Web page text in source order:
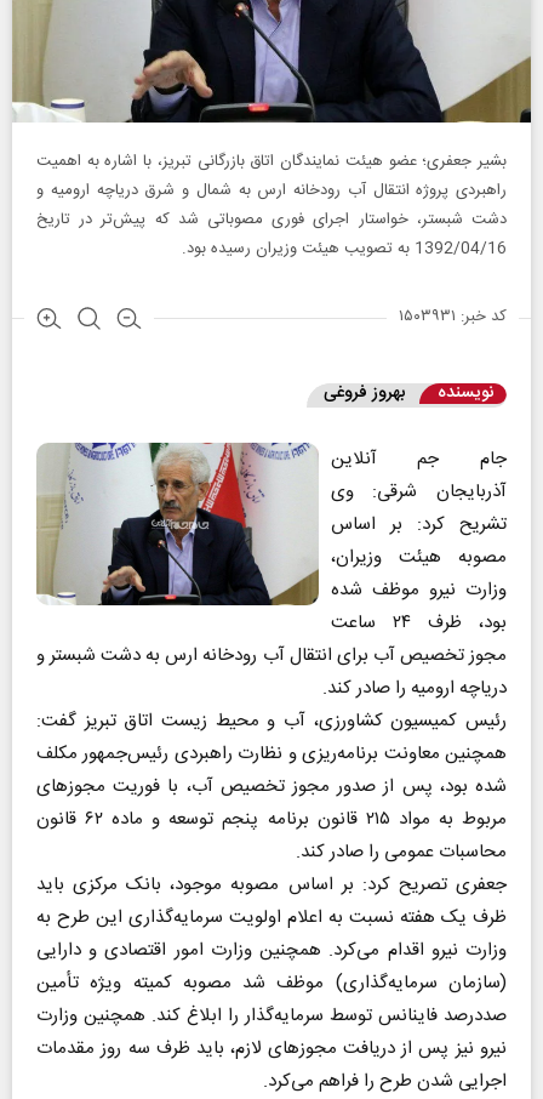
بشیر جعفری؛ عضو هیئت نمایندگان اتاق بازرگانی تبریز، با اشاره به اهمیت
راهبردی پروژه انتقال آب رودخانه ارس به شمال و شرق دریاچه ارومیه و
دشت شبستر، خواستار اجرای فوری مصوباتی شد که پیش‌تر در تاریخ
1392/04/16 به تصویب هیئت وزیران رسیده بود.
کد خبر: ۱۵۰۳۹۳۱
نویسنده بهروز فروغی
جام جم آنلاین
آذربایجان شرقی: وی
تشریح کرد: بر اساس
مصوبه هیئت وزیران،
وزارت نیرو موظف شده
بود، ظرف ۲۴ ساعت
مجوز تخصیص آب برای انتقال آب رودخانه ارس به دشت شبستر و
دریاچه ارومیه را صادر کند.
رئیس کمیسیون کشاورزی، آب و محیط زیست اتاق تبریز گفت:
همچنین معاونت برنامه‌ریزی و نظارت راهبردی رئیس‌جمهور مکلف
شده بود، پس از صدور مجوز تخصیص آب، با فوریت مجوزهای
مربوط به مواد ۲۱۵ قانون برنامه پنجم توسعه و ماده ۶۲ قانون
محاسبات عمومی را صادر کند.
جعفری تصریح کرد: بر اساس مصوبه موجود، بانک مرکزی باید
ظرف یک هفته نسبت به اعلام اولویت سرمایه‌گذاری این طرح به
وزارت نیرو اقدام می‌کرد. همچنین وزارت امور اقتصادی و دارایی
(سازمان سرمایه‌گذاری) موظف شد مصوبه کمیته ویژه تأمین
صددرصد فاینانس توسط سرمایه‌گذار را ابلاغ کند. همچنین وزارت
نیرو نیز پس از دریافت مجوزهای لازم، باید ظرف سه روز مقدمات
اجرایی شدن طرح را فراهم می‌کرد.